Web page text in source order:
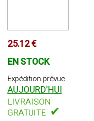
25.12 €
EN STOCK
Expédition prévue
AUJOURD'HUI
LIVRAISON
GRATUITE ✔